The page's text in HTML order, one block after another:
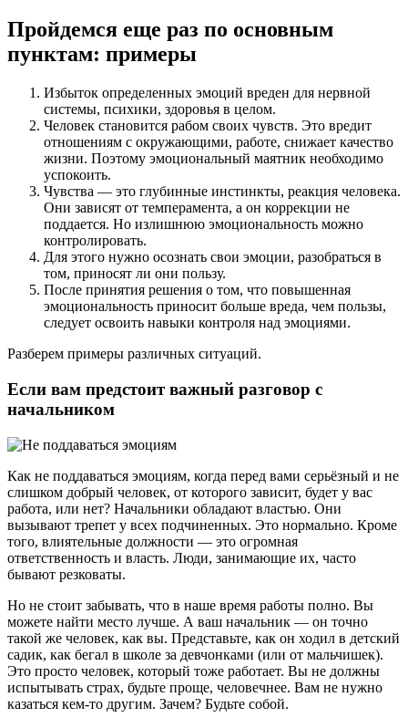
Пройдемся еще раз по основным
пунктам: примеры
Избыток определенных эмоций вреден для нервной
системы, психики, здоровья в целом.
Человек становится рабом своих чувств. Это вредит
отношениям с окружающими, работе, снижает качество
жизни. Поэтому эмоциональный маятник необходимо
успокоить.
Чувства — это глубинные инстинкты, реакция человека.
Они зависят от темперамента, а он коррекции не
поддается. Но излишнюю эмоциональность можно
контролировать.
Для этого нужно осознать свои эмоции, разобраться в
том, приносят ли они пользу.
После принятия решения о том, что повышенная
эмоциональность приносит больше вреда, чем пользы,
следует освоить навыки контроля над эмоциями.
Разберем примеры различных ситуаций.
Если вам предстоит важный разговор с
начальником
Как не поддаваться эмоциям, когда перед вами серьёзный и не
слишком добрый человек, от которого зависит, будет у вас
работа, или нет? Начальники обладают властью. Они
вызывают трепет у всех подчиненных. Это нормально. Кроме
того, влиятельные должности — это огромная
ответственность и власть. Люди, занимающие их, часто
бывают резковаты.
Но не стоит забывать, что в наше время работы полно. Вы
можете найти место лучше. А ваш начальник — он точно
такой же человек, как вы. Представьте, как он ходил в детский
садик, как бегал в школе за девчонками (или от мальчишек).
Это просто человек, который тоже работает. Вы не должны
испытывать страх, будьте проще, человечнее. Вам не нужно
казаться кем-то другим. Зачем? Будьте собой.